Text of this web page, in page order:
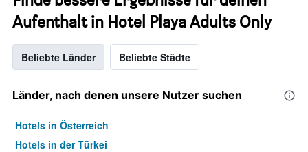
Aufenthalt in Hotel Playa Adults Only
Beliebte Länder Beliebte Städte
Länder, nach denen unsere Nutzer suchen
Hotels in Österreich
Hotels in der Türkei